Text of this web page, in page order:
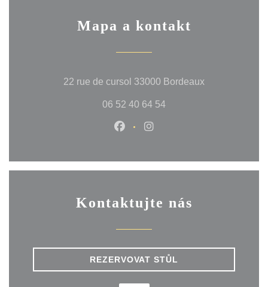
Mapa a kontakt
22 rue de cursol 33000 Bordeaux((otevře se v
06 52 40 64 54
Facebook ((otevře se v novém
Kontaktujte nás
REZERVOVAT STŮL